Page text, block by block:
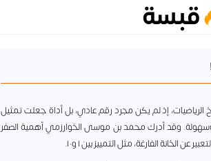
قبسة
الرياضيات، إذ لم يكن مجرد رقم عادي، بل أداة جعلت تمثيل
وسهولة. وقد أدرك محمد بن موسى الخوارزمي أهمية الصفر
الخانة الفارغة، مثل التمييز بين ١ و١٠.